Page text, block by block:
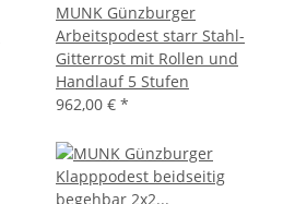
MUNK Günzburger
Arbeitspodest starr Stahl-
Gitterrost mit Rollen und
Handlauf 5 Stufen
962,00 € *